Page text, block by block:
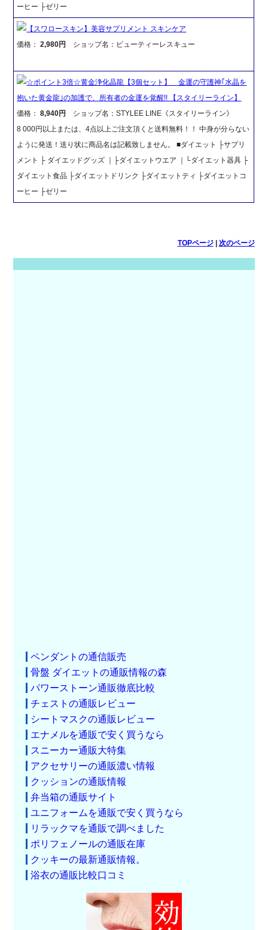
ーヒー ├ゼリー
【スワロースキン】美容サプリメント スキンケア
価格：2,980円 ショップ名：ビューティーレスキュー
☆ポイント3倍☆黄金浄化晶龍【3個セット】 金運の守護神｢水晶を
抱いた黄金龍｣の加護で、所有者の金運を覚醒!! 【スタイリーライン】
価格：8,940円
ショップ名：STYLEE LINE《スタイリーライン》
8 000円以上または、4点以上ご注文頂くと送料無料！！ 中身が分らない
ように発送！送り状に商品名は記載致しません。 ■ダイエット ├サプリ
メント ├ ダイエッドグッズ ｜├ダイエットウエア ｜└ダイエット器具 ├
ダイエット食品 ├ダイエットドリンク ├ダイエットティ ├ダイエットコ
ーヒー ├ゼリー
TOPページ| 次のページ
ペンダントの通信販売
骨盤 ダイエットの通販情報の森
パワーストーン通販徹底比較
チェストの通販レビュー
シートマスクの通販レビュー
エナメルを通販で安く買うなら
スニーカー通販大特集
アクセサリーの通販濃い情報
クッションの通販情報
弁当箱の通販サイト
ユニフォームを通販で安く買うなら
リラックマを通販で調べました
ポリフェノールの通販在庫
クッキーの最新通販情報。
浴衣の通販比較口コミ